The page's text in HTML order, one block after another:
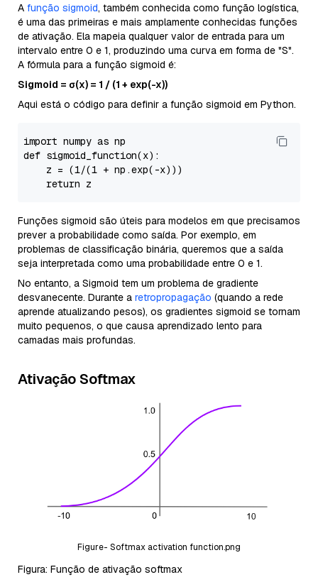
A função sigmoid, também conhecida como função logística,
é uma das primeiras e mais amplamente conhecidas funções
de ativação. Ela mapeia qualquer valor de entrada para um
intervalo entre 0 e 1, produzindo uma curva em forma de "S".
A fórmula para a função sigmoid é:
Sigmoid = σ(x) = 1 / (1 + exp(-x))
Aqui está o código para definir a função sigmoid em Python.
import numpy as np
def sigmoid_function(x) :
    z =
(1/(1 + np.exp(-x)))
return
Funções sigmoid são úteis para modelos em que precisamos
prever a probabilidade como saída. Por exemplo, em
problemas de classificação binária, queremos que a saída
seja interpretada como uma probabilidade entre 0 e 1.
No entanto, a Sigmoid tem um problema de gradiente
desvanecente. Durante a retropropagação (quando a rede
aprende atualizando pesos), os gradientes sigmoid se tornam
muito pequenos, o que causa aprendizado lento para
camadas mais profundas.
Ativação Softmax
Figure- Softmax activation function.png
Figura: Função de ativação softmax